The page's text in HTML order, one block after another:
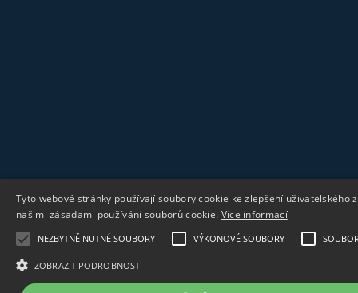
Tyto webové stránky používají soubory cookie ke zlepšení
našimi zásadami používání souborů cookie. Více informací
NEZBYTNĚ NUTNÉ SOUBORY VÝKONOVÉ SOUBORY
ZOBRAZIT PODROBNOSTI